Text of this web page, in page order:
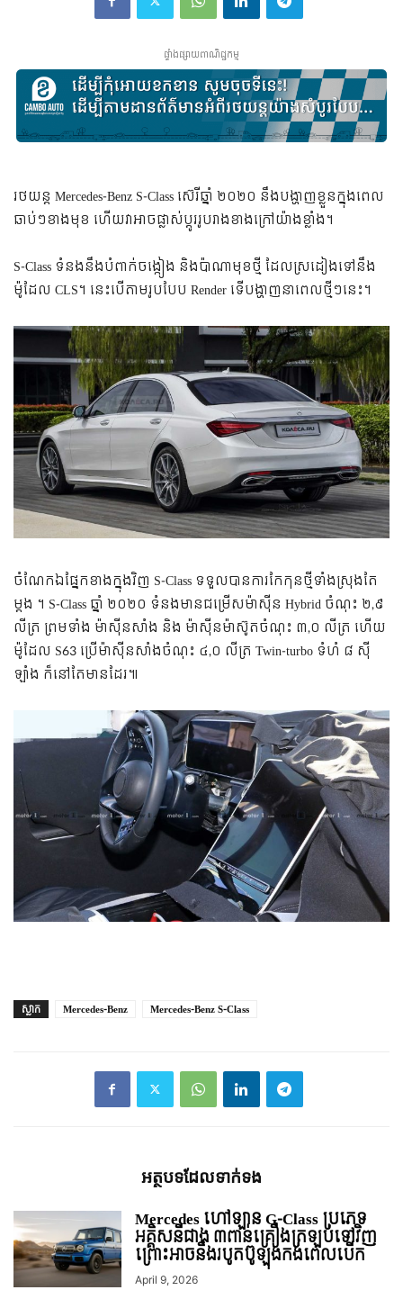
ផ្ទាំងផ្សាយពាណិជ្ជកម្ម
រថយន្ត Mercedes-Benz S-Class ស៊េរីឆ្នាំ ២០២០ នឹងបង្ហាញខ្លួនក្នុងពេល
ឆាប់ៗខាងមុខ ហើយវាអាចផ្លាស់ប្តូររូបរាងខាងក្រៅយ៉ាងខ្លាំង។
S-Class ទំនងនឹងបំពាក់ចង្កៀង និងប៉ាណាមុខថ្មី ដែលស្រដៀងទៅនឹង
ម៉ូដែល CLS។ នេះបើតាមរូបបែប Render ទើបង្ហាញនាពេលថ្មីៗនេះ។
ចំណែកឯផ្នែកខាងក្នុងវិញ S-Class ទទួលបានការកែកុនថ្មីទាំងស្រុងតែ
ម្តង ។​​ S-Class ឆ្នាំ ២០២០ ទំនងមានជម្រើសម៉ាស៊ីន Hybrid ចំណុះ ២,៩
លីត្រ ព្រមទាំង ម៉ាស៊ីនសាំង និង ម៉ាស៊ីនម៉ាស៊ូតចំណុះ ៣,០ លីត្រ ហើយ
ម៉ូដែល S63 ប្រើម៉ាស៊ីនសាំងចំណុះ ៤,០ លីត្រ Twin-turbo ទំហំ ៨ ស៊ី
ឡាំង ក៏នៅតែមានដែរ៕
ស្លាក Mercedes-Benz Mercedes-Benz S-Class
អត្ថបទ​ដែល​ទាក់ទង
Mercedes ហៅឡាន G-Class ប្រភេទ
អគ្គិសនីជាង ៣ពាន់គ្រឿងត្រឡប់ទៅវិញ
ព្រោះអាចនឹងរបូតប៊ូឡុងកង់ពេលបើក
April 9, 2026